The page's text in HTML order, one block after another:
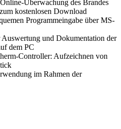
Überwachung des Brandes
kostenlosen Download
Programmeingabe über MS-
und Dokumentation der
dem PC
Controller: Aufzeichnen von
im Rahmen der